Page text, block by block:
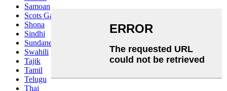
Samoan
Scots Gaelic
Shona
Sindhi
Sundanese
Swahili
Tajik
Tamil
Telugu
Thai